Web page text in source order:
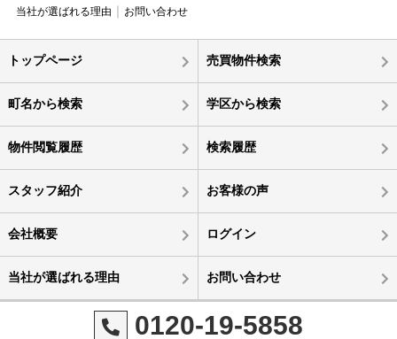
当社が選ばれる理由
お問い合わせ
トップページ 売買物件検索
町名から検索 学区から検索
物件閲覧履歴 検索履歴
スタッフ紹介 お客様の声
会社概要 ログイン
当社が選ばれる理由 お問い合わせ
0120-19-5858